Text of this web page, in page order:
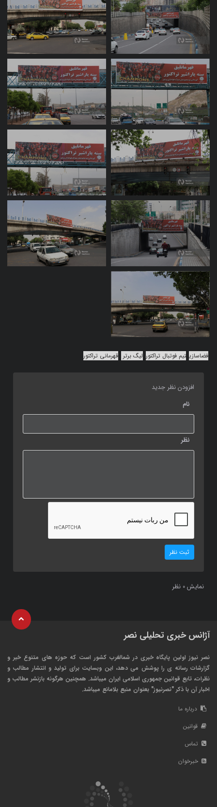
فضاسازی تیم فوتبال تراکتور لیگ برتر قهرمانی تراکتور
افزودن نظر جدید
نام
نظر
ثبت نظر
نمایش 0 نظر
آژانس خبری تحلیلی نصر
نصر نیوز اولین پایگاه خبری در شمالغرب کشور است که حوزه های متنوع خبر و
گزارشات رسانه ی را پوشش می دهد، این وبسایت برای تولید و انتشار مطالب و
نظرات، تابع قوانین جمهوری اسلامی ایران میباشد. همچنین هرگونه بازنشر مطالب و
اخبار آن با ذکر "نصرنیوز" بعنوان منبع بلامانع میباشد.
درباره ما
قوانین
تماس
خبرخوان